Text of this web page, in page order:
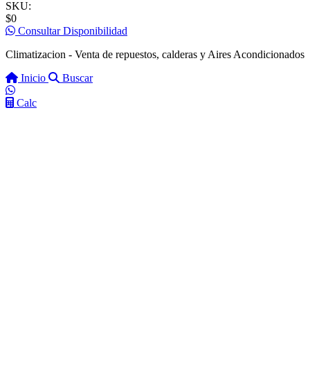
SKU:
$0
Consultar Disponibilidad
Climatizacion - Venta de repuestos, calderas y Aires Acondicionados
Inicio
Buscar
Calc